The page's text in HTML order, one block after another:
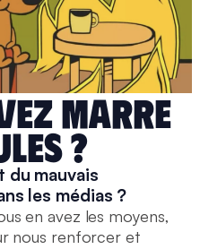
et la santé
très loin d’être adapté
et à venir. Sophie
le Monde en Inde,
sur les travailleurs lors
continuent de
extrêmes,
marre
?
du mauvais
les médias ?
en avez les moyens,
nous renforcer et